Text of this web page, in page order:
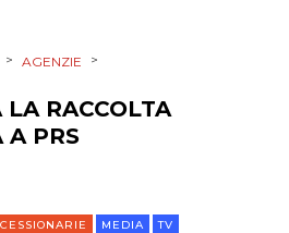
> AGENZIE >
RACCOLTA
A PRS
MEDIA TV